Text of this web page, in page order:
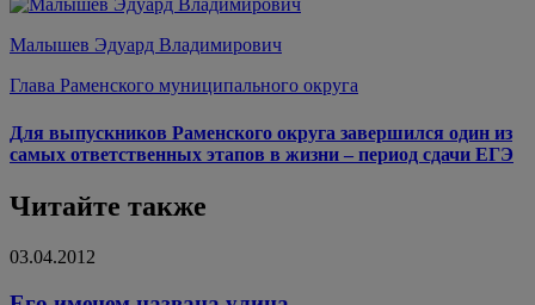
Малышев Эдуард Владимирович
Глава Раменского муниципального округа
Для выпускников Раменского округа завершился один из
самых ответственных этапов в жизни – период сдачи ЕГЭ
Читайте также
03.04.2012